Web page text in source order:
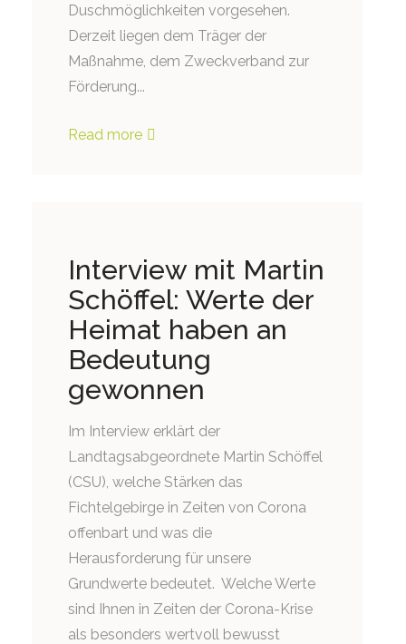
Duschmöglichkeiten vorgesehen.
Derzeit liegen dem Träger der
Maßnahme, dem Zweckverband zur
Förderung...
Read more
Interview mit Martin
Schöffel: Werte der
Heimat haben an
Bedeutung
gewonnen
Im Interview erklärt der
Landtagsabgeordnete Martin Schöffel
(CSU), welche Stärken das
Fichtelgebirge in Zeiten von Corona
offenbart und was die
Herausforderung für unsere
Grundwerte bedeutet. Welche Werte
sind Ihnen in Zeiten der Corona-Krise
als besonders wertvoll bewusst